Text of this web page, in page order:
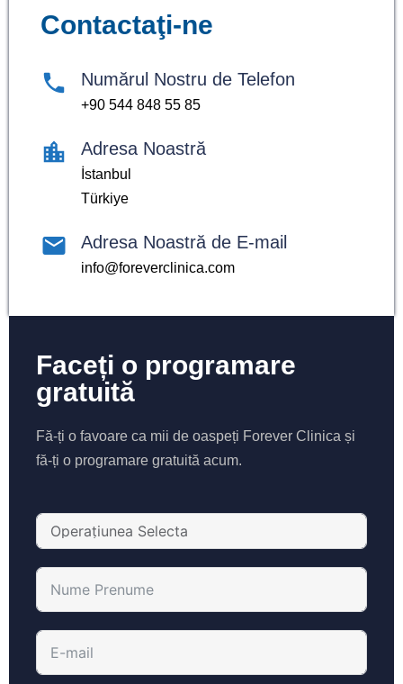
Contactaţi-ne
Numărul Nostru de Telefon
+90 544 848 55 85
Adresa Noastră
İstanbul
Türkiye
Adresa Noastră de E-mail
info@foreverclinica.com
Faceți o programare
gratuită
Fă-ți o favoare ca mii de oaspeți Forever Clinica și
fă-ți o programare gratuită acum.